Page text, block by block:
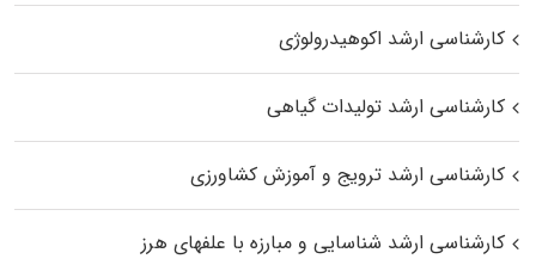
کارشناسی ارشد اکوهیدرولوژی
کارشناسی ارشد تولیدات گیاهی
کارشناسی ارشد ترویج و آموزش کشاورزی
کارشناسی ارشد شناسایی و مبارزه با علفهای هرز